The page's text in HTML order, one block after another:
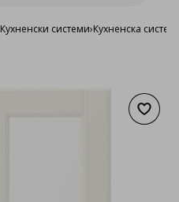
Кухненски системи›Кухненска